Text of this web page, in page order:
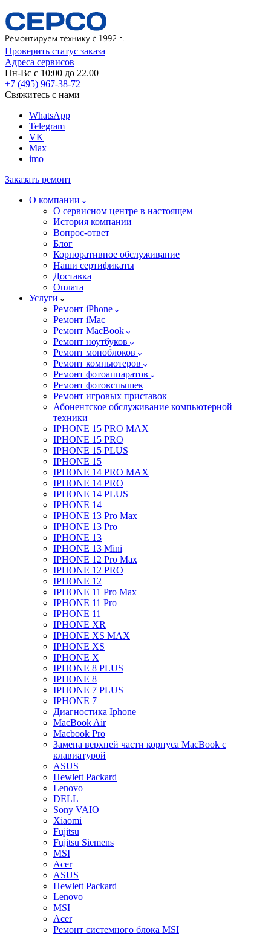
Проверить статус заказа
Адреса сервисов
Пн-Вс с 10:00 до 22.00
+7 (495) 967-38-72
Свяжитесь с нами
WhatsApp
Telegram
VK
Max
imo
Заказать ремонт
О компании
О сервисном центре в настоящем
История компании
Вопрос-ответ
Блог
Корпоративное обслуживание
Наши сертификаты
Доставка
Оплата
Услуги
Ремонт iPhone
Ремонт iMac
Ремонт MacBook
Ремонт ноутбуков
Ремонт моноблоков
Ремонт компьютеров
Ремонт фотоаппаратов
Ремонт фотовспышек
Ремонт игровых приставок
Абонентское обслуживание компьютерной
техники
IPHONE 15 PRO MAX
IPHONE 15 PRO
IPHONE 15 PLUS
IPHONE 15
IPHONE 14 PRO MAX
IPHONE 14 PRO
IPHONE 14 PLUS
IPHONE 14
IPHONE 13 Pro Max
IPHONE 13 Pro
IPHONE 13
IPHONE 13 Mini
IPHONE 12 Pro Max
IPHONE 12 PRO
IPHONE 12
IPHONE 11 Pro Max
IPHONE 11 Pro
IPHONE 11
IPHONE XR
IPHONE XS MAX
IPHONE XS
IPHONE X
IPHONE 8 PLUS
IPHONE 8
IPHONE 7 PLUS
IPHONE 7
Диагностика Iphone
MacBook Air
Macbook Pro
Замена верхней части корпуса MacBook с
клавиатурой
ASUS
Hewlett Packard
Lenovo
DELL
Sony VAIO
Xiaomi
Fujitsu
Fujitsu Siemens
MSI
Acer
ASUS
Hewlett Packard
Lenovo
MSI
Acer
Ремонт системного блока MSI